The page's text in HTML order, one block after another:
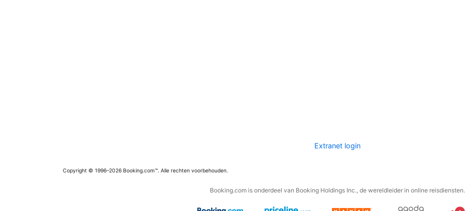
Extranet login
Copyright © 1996–2026 Booking.com™. Alle rechten voorbehouden.
Booking.com is onderdeel van Booking Holdings Inc., de wereldleider in online reisdiensten.